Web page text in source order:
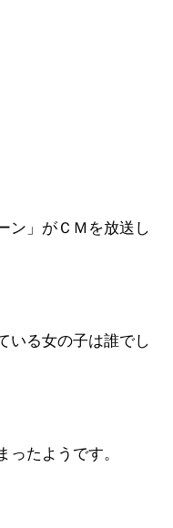
ン」がＣＭを放送し
いる女の子は誰でし
ったようです。